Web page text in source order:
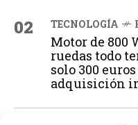
02 TECNOLOGÍA
Motor de 800
ruedas todo
solo 300
adquisición